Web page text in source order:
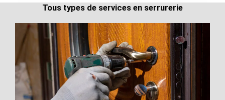
Tous types de services en serrurerie